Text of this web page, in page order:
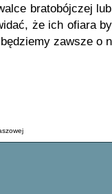
bratobójczej
że ich ofiara
zawsze o